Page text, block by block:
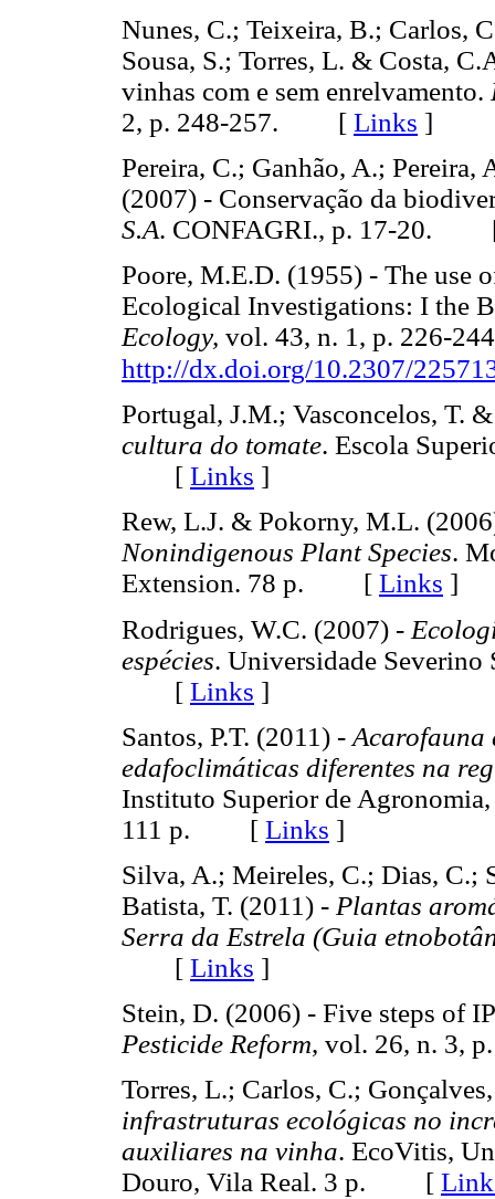
Nunes, C.; Teixeira, B.; Carlos,
Sousa, S.; Torres, L. & Costa,
vinhas com e sem enrelvamento.
2, p. 248-257. [ Links ]
Pereira, C.; Ganhão, A.; Pereira,
(2007) - Conservação da
S.A. CONFAGRI., p. 17-
Poore, M.E.D. (1955) - The use
Ecological Investigations: I the
Ecology, vol. 43, n. 1, p. 226-
http://dx.doi.org/10.2307/
Portugal, J.M.; Vasconcelos, T.
cultura do tomate. Escola
[ Links ]
Rew, L.J. & Pokorny, M.L.
Nonindigenous Plant Species.
Extension. 78 p. [ Links ]
Rodrigues, W.C. (2007) -
espécies. Universidade Severino
[ Links ]
Santos, P.T. (2011) - Acarofauna
edafoclimáticas diferentes na
Instituto Superior de
111 p. [ Links ]
Silva, A.; Meireles, C.; Dias, C.;
Batista, T. (2011) - Plantas
Serra da Estrela (Guia
[ Links ]
Stein, D. (2006) - Five steps of
Pesticide Reform, vol. 26, n.
Torres, L.; Carlos, C.;
infrastruturas ecológicas no
auxiliares na vinha. EcoVitis,
Douro, Vila Real. 3 p. [